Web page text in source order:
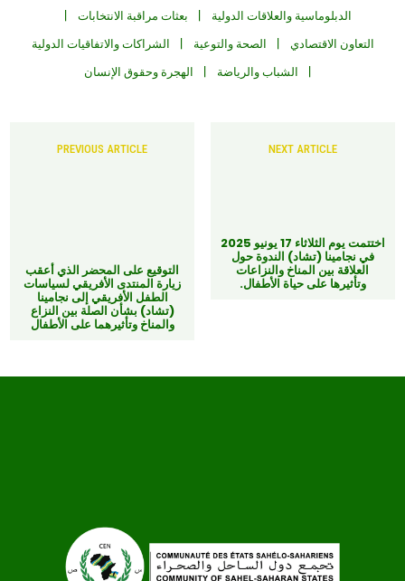
الدبلوماسية والعلاقات الدولية
بعثات مراقبة الانتخابات
التعاون الاقتصادي
الصحة والتوعية
الشراكات والاتفاقيات الدولية
الشباب والرياضة
الهجرة وحقوق الإنسان
PREVIOUS ARTICLE
التوقيع على المحضر الذي أعقب
زيارة المنتدى الأفريقي لسياسات
الطفل الأفريقي إلى نجامينا
(تشاد) بشأن الصلة بين النزاع
والمناخ وتأثيرهما على الأطفال
NEXT ARTICLE
اختتمت يوم الثلاثاء 17 يونيو 2025
في نجامينا (تشاد) الندوة حول
العلاقة بين المناخ والنزاعات
وتأثيرها على حياة الأطفال.